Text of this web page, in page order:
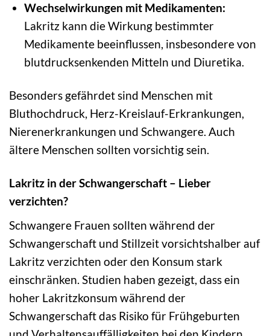
Wechselwirkungen mit Medikamenten:
Lakritz kann die Wirkung bestimmter
Medikamente beeinflussen, insbesondere von
blutdrucksenkenden Mitteln und Diuretika.
Besonders gefährdet sind Menschen mit
Bluthochdruck, Herz-Kreislauf-Erkrankungen,
Nierenerkrankungen und Schwangere. Auch
ältere Menschen sollten vorsichtig sein.
Lakritz in der Schwangerschaft – Lieber
verzichten?
Schwangere Frauen sollten während der
Schwangerschaft und Stillzeit vorsichtshalber auf
Lakritz verzichten oder den Konsum stark
einschränken. Studien haben gezeigt, dass ein
hoher Lakritzkonsum während der
Schwangerschaft das Risiko für Frühgeburten